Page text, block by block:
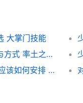
大掌门技能
开发率土之滨需要掌握哪些诀窍与方式 率土之滨开发提升几级
诛仙手机游戏80级灵契技能加点应该如何安排 我想看诛仙手游